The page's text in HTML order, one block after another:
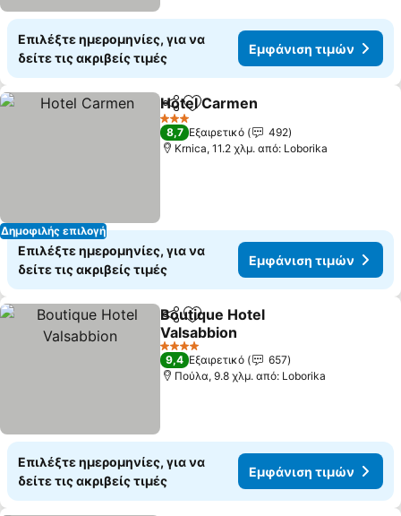
Επιλέξτε ημερομηνίες, για να
δείτε τις ακριβείς τιμές
Εμφάνιση τιμών
Δημοφιλής επιλογή
Κοινοποίηση
Προσθήκη στα αγαπημένα
Hotel Carmen
3 Αστέρια
8,7 Εξαιρετικό
492
Krnica, 11.2 χλμ. από: Loborika
Επιλέξτε ημερομηνίες, για να
δείτε τις ακριβείς τιμές
Εμφάνιση τιμών
Κοινοποίηση
Προσθήκη στα αγαπημένα
Boutique Hotel
Valsabbion
4 Αστέρια
9,4 Εξαιρετικό
657
Πούλα, 9.8 χλμ. από: Loborika
Επιλέξτε ημερομηνίες, για να
δείτε τις ακριβείς τιμές
Εμφάνιση τιμών